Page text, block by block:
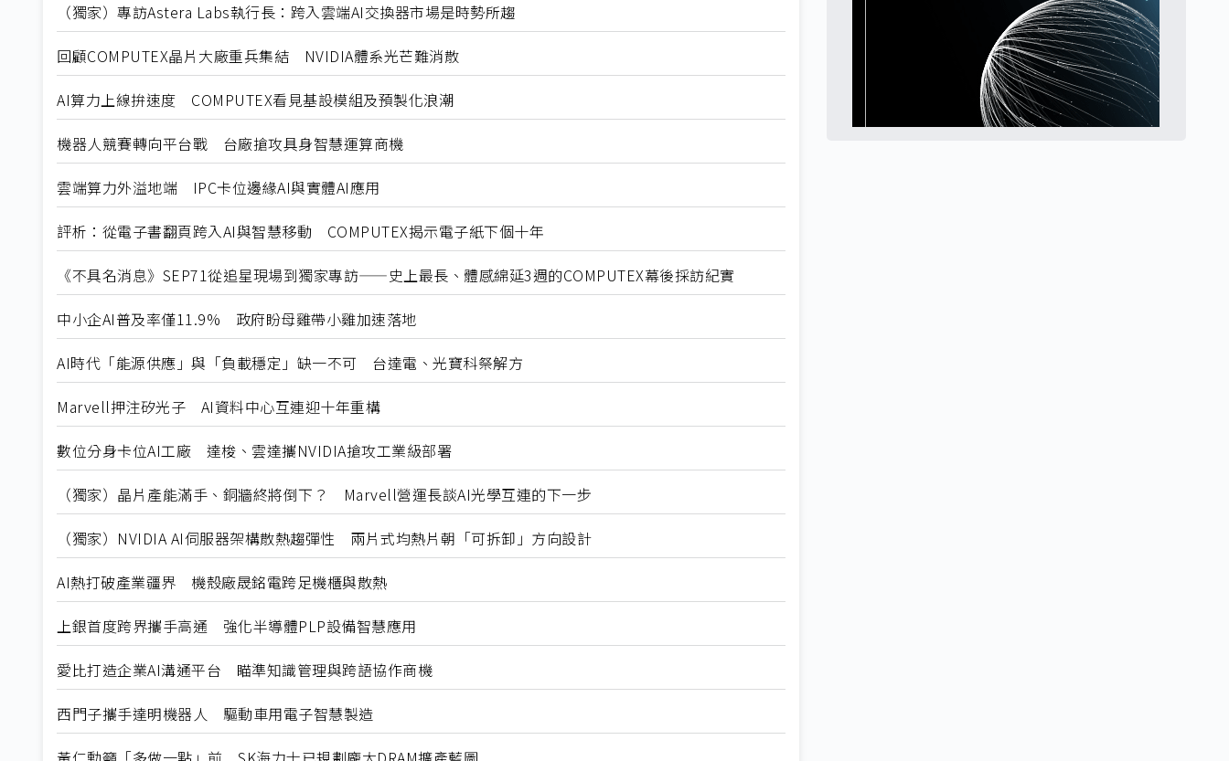
（獨家）專訪Astera Labs執行長：跨入雲端AI交換器市場是時勢所趨
回顧COMPUTEX晶片大廠重兵集結 NVIDIA體系光芒難消散
AI算力上線拚速度 COMPUTEX看見基設模組及預製化浪潮
機器人競賽轉向平台戰 台廠搶攻具身智慧運算商機
雲端算力外溢地端 IPC卡位邊緣AI與實體AI應用
評析：從電子書翻頁跨入AI與智慧移動 COMPUTEX揭示電子紙下個十年
《不具名消息》SEP71從追星現場到獨家專訪——史上最長、體感綿延3週的COMPUTEX幕後採訪紀實
中小企AI普及率僅11.9% 政府盼母雞帶小雞加速落地
AI時代「能源供應」與「負載穩定」缺一不可 台達電、光寶科祭解方
Marvell押注矽光子 AI資料中心互連迎十年重構
數位分身卡位AI工廠 達梭、雲達攜NVIDIA搶攻工業級部署
（獨家）晶片產能滿手、銅牆終將倒下？ Marvell營運長談AI光學互連的下一步
（獨家）NVIDIA AI伺服器架構散熱趨彈性 兩片式均熱片朝「可拆卸」方向設計
AI熱打破產業疆界 機殼廠晟銘電跨足機櫃與散熱
上銀首度跨界攜手高通 強化半導體PLP設備智慧應用
愛比打造企業AI溝通平台 瞄準知識管理與跨語協作商機
西門子攜手達明機器人 驅動車用電子智慧製造